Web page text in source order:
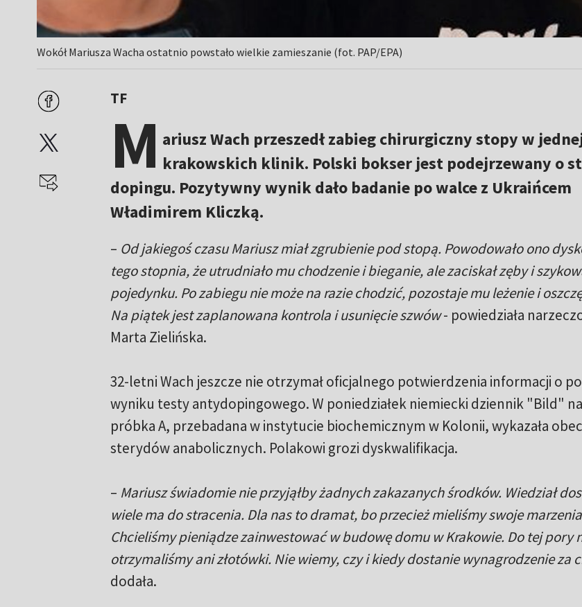
Wokół Mariusza Wacha ostatnio powstało wielkie zamieszanie (fot. PAP/EPA)
TF
M ariusz Wach przeszedł zabieg chirurgiczny stopy w
krakowskich klinik. Polski bokser jest podejrzewany o
dopingu. Pozytywny wynik dało badanie po walce z Ukraińcem
Władimirem Kliczką.
– Od jakiegoś czasu Mariusz miał zgrubienie pod stopą. Powodowało ono
tego stopnia, że utrudniało mu chodzenie i bieganie, ale zaciskał zęby i
pojedynku. Po zabiegu nie może na razie chodzić, pozostaje mu leżenie i
Na piątek jest zaplanowana kontrola i usunięcie szwów- powiedziała
Marta Zielińska.
32-letni Wach jeszcze nie otrzymał oficjalnego potwierdzenia informacji o
wyniku testy antydopingowego. W poniedziałek niemiecki dziennik "Bild"
próbka A, przebadana w instytucie biochemicznym w Kolonii, wykazała
sterydów anabolicznych. Polakowi grozi dyskwalifikacja.
– Mariusz świadomie nie przyjąłby żadnych zakazanych środków. Wiedział
wiele ma do stracenia. Dla nas to dramat, bo przecież mieliśmy swoje
Chcieliśmy pieniądze zainwestować w budowę domu w Krakowie. Do tej pory
otrzymaliśmy ani złotówki. Nie wiemy, czy i kiedy dostanie wynagrodzenie za
dodała.